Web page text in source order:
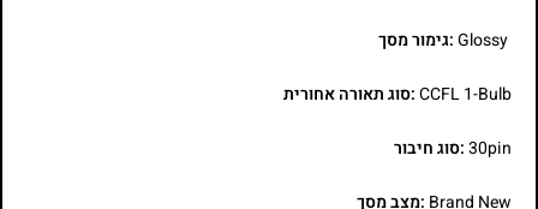
Glossy:גימור מסך
CCFL 1-Bulb:סוג תאורה אחורית
30pin:סוג חיבור
Brand New :מצב מסך